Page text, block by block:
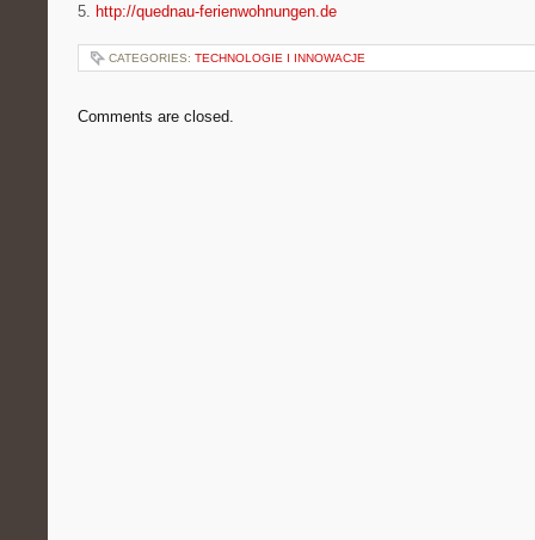
5. http://quednau-ferienwohnungen.de
CATEGORIES: TECHNOLOGIE I INNOWACJE
Comments are closed.